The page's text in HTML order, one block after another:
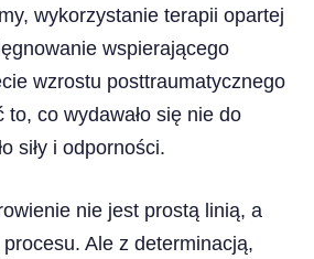
wykorzystanie terapii opartej
wspierającego
wzrostu posttraumatycznego
to, co wydawało się nie do
siły i odporności.
nie jest prostą linią, a
Ale z determinacją,